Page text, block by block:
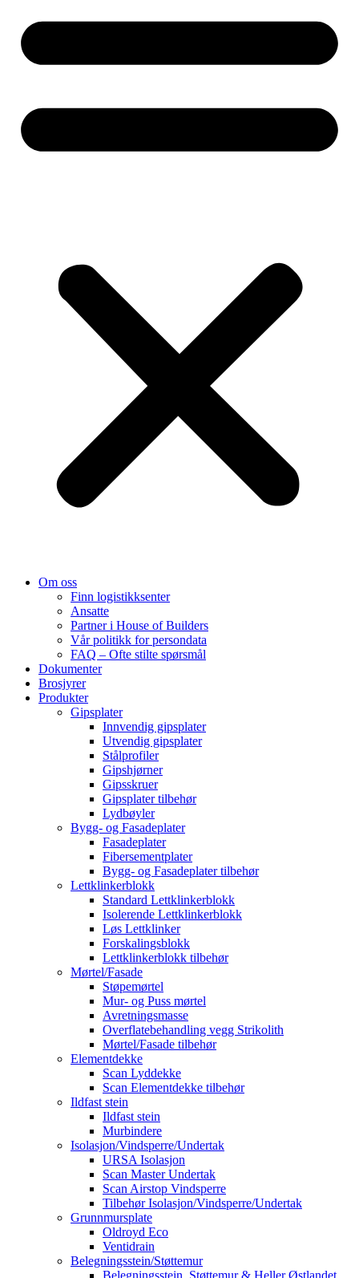
Om oss
Finn logistikksenter
Ansatte
Partner i House of Builders
Vår politikk for persondata
FAQ – Ofte stilte spørsmål
Dokumenter
Brosjyrer
Produkter
Gipsplater
Innvendig gipsplater
Utvendig gipsplater
Stålprofiler
Gipshjørner
Gipsskruer
Gipsplater tilbehør
Lydbøyler
Bygg- og Fasadeplater
Fasadeplater
Fibersementplater
Bygg- og Fasadeplater tilbehør
Lettklinkerblokk
Standard Lettklinkerblokk
Isolerende Lettklinkerblokk
Løs Lettklinker
Forskalingsblokk
Lettklinkerblokk tilbehør
Mørtel/Fasade
Støpemørtel
Mur- og Puss mørtel
Avretningsmasse
Overflatebehandling vegg Strikolith
Mørtel/Fasade tilbehør
Elementdekke
Scan Lyddekke
Scan Elementdekke tilbehør
Ildfast stein
Ildfast stein
Murbindere
Isolasjon/Vindsperre/Undertak
URSA Isolasjon
Scan Master Undertak
Scan Airstop Vindsperre
Tilbehør Isolasjon/Vindsperre/Undertak
Grunnmursplate
Oldroyd Eco
Ventidrain
Belegningsstein/Støttemur
Belegningsstein, Støttemur & Heller Østlandet